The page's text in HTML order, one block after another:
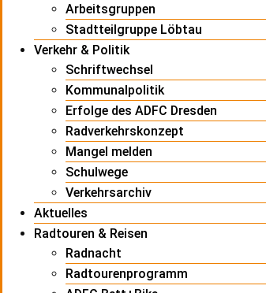
Arbeitsgruppen
Stadtteilgruppe Löbtau
Verkehr & Politik
Schriftwechsel
Kommunalpolitik
Erfolge des ADFC Dresden
Radverkehrskonzept
Mangel melden
Schulwege
Verkehrsarchiv
Aktuelles
Radtouren & Reisen
Radnacht
Radtourenprogramm